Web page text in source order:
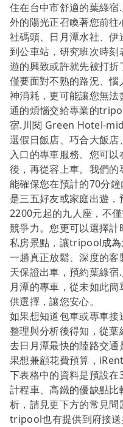
住在台中市舒適的葉綠
外的陽光正召喚著您前
社碼頭、日月潭水社、
到公車站，研究班次時
遊的興致或許就先被打
僅要面對不熟的路況、
神消耗，更可能讓您無
通的煩惱交給專業的
宿.川閱 Green Hotel-
選假日飯店、巧合大飯
入口的專車服務。您可
後，再從容上車。我們
能確保您在預計的70分
是三五好友或家庭出遊
2200元起的九人座，不
競爭力。您更可以選擇
私房景點，讓tripool成
一趟真正放鬆、深度的
天保證出車，預約葉綠
月潭的專車，從未如此
供選擇，讓您安心。
如果想知道包車或專車
整理與分析後得知，從
去日月潭最快的陸路交
果想兼顧花費預算，
下表格中的資料是預設在
計程車、高鐵的優缺點
析，請見更下方的常見問
tripool也有提供到府接送